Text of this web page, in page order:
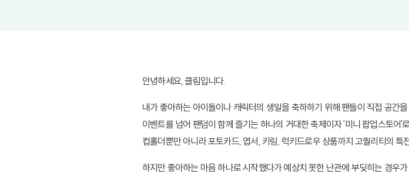
안녕하세요, 클림입니다.
내가 좋아하는 아이돌이나 캐릭터의 생일을 축하하기 위해 팬들이 직접 공간
이벤트를 넘어 팬덤이 함께 즐기는 하나의 거대한 축제이자 '미니 팝업스토어
컵홀더뿐만 아니라 포토카드, 엽서, 키링, 럭키드로우 상품까지 고퀄리티의 특
하지만 좋아하는 마음 하나로 시작했다가 예상치 못한 난관에 부딪히는 경우